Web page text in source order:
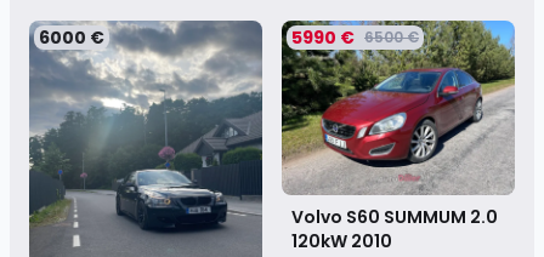
6000 € 5990 € 6500 €
Volvo S60 SUMMUM 2.0
120kW 2010